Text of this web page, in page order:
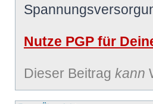
Nutze PGP für
Dieser Beitrag kann